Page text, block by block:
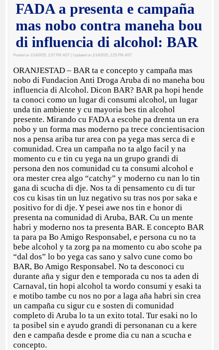
FADA a presenta e campaña
mas nobo contra maneha bou
di influencia di alcohol: BAR
Posted on 1/14/2025, 1:57 PM AST | Updated on 1/14/2025, 2:25 PM AST
ORANJESTAD – BAR ta e concepto y campaña mas
nobo di Fundacion Anti Droga Aruba di no maneha bou
influencia di Alcohol. Dicon BAR? BAR pa hopi hende
ta conoci como un lugar di consumi alcohol, un lugar
unda tin ambiente y cu mayoria bes tin alcohol
presente. Mirando cu FADA a escohe pa drenta un era
nobo y un forma mas moderno pa trece concientisacion
nos a pensa ariba tur area con pa yega mas serca di e
comunidad. Crea un campaña no ta algo facil y na
momento cu e tin cu yega na un grupo grandi di
persona den nos comunidad cu ta consumi alcohol e
ora mester crea algo “catchy” y moderno cu nan lo tin
gana di scucha di dje. Nos ta di pensamento cu di tur
cos cu kisas tin un luz negativo su tras nos por saka e
positivo for di dje. Y pesei awe nos tin e honor di
presenta na comunidad di Aruba, BAR. Cu un mente
habri y moderno nos ta presenta BAR. E concepto BAR
ta para pa Bo Amigo Responsabel, e persona cu no ta
bebe alcohol y ta zorg pa na momento cu abo scohe pa
“dal dos” lo bo yega cas sano y salvo cune como bo
BAR, Bo Amigo Responsabel. No ta desconoci cu
durante aña y sigur den e temporada cu nos ta aden di
Carnaval, tin hopi alcohol ta wordo consumi y esaki ta
e motibo tambe cu nos no por a laga aña habri sin crea
un campaña cu sigur cu e sosten di comunidad
completo di Aruba lo ta un exito total. Tur esaki no lo
ta posibel sin e ayudo grandi di personanan cu a kere
den e campaña desde e prome dia cu nan a scucha e
concepto.